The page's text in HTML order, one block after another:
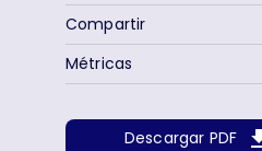
Descargar PDF
Métricas
Compartir